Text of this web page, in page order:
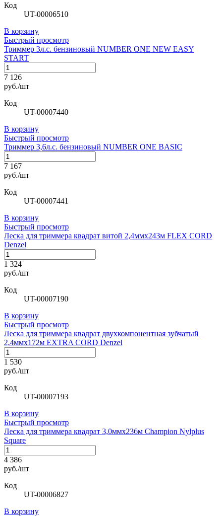
Код
UT-00006510
В корзину
Быстрый просмотр
Триммер 3л.с. бензиновый NUMBER ONE NEW EASY
START
7 126
руб./шт
Код
UT-00007440
В корзину
Быстрый просмотр
Триммер 3,6л.с. бензиновый NUMBER ONE BASIC
7 167
руб./шт
Код
UT-00007441
В корзину
Быстрый просмотр
Леска для триммера квадрат витой 2,4ммх243м FLEX CORD
Denzel
1 324
руб./шт
Код
UT-00007190
В корзину
Быстрый просмотр
Леска для триммера квадрат двухкомпонентная зубчатый
2,4ммх172м EXTRA CORD Denzel
1 530
руб./шт
Код
UT-00007193
В корзину
Быстрый просмотр
Леска для триммера квадрат 3,0ммх236м Champion Nylplus
Square
4 386
руб./шт
Код
UT-00006827
В корзину